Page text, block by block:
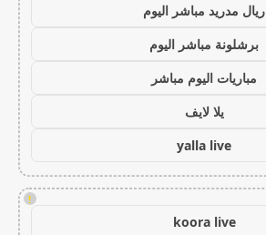
ريال مدريد مباشر اليوم
برشلونة مباشر اليوم
مباريات اليوم مباشر
يلا لايف
yalla live
!
koora live